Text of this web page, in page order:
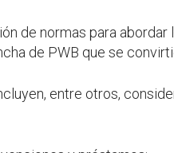
de normas para abordar
de PWB que se
entre otros,